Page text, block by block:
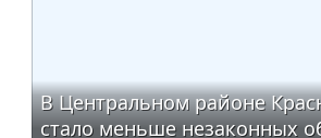
В Центральном районе
стало меньше незаконных